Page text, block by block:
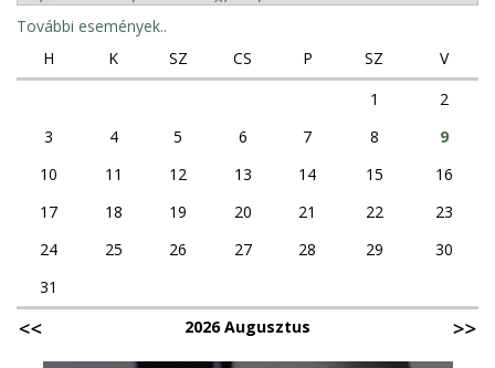
További események..
H
K SZ CS P SZ
V
1
2
3
4 5 6 7 8
9
10
11 12 13 14 15
16
17
18 19 20 21 22
23
24
25 26 27 28 29
30
31
2026 Augusztus